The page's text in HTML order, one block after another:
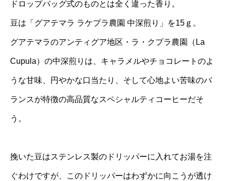
ドロップバッグ式のものとは全く違った香り。
豆は「グアテマラ ラケプラ農園 中深煎り」を15ｇ。
グアテマラのアンティグア地区・ラ・クプラ農園（La
Cupula）の中深煎りは、キャラメルやチョコレートのよ
うな甘味、円やかな口当たり、そして心地よい苦味のバ
ランスが特徴の高品質なスペシャルティコーヒーだそ
う。
挽いた豆はステンレス製のドリッパーに入れてお湯を注
ぐわけですが、このドリッパーはわずかに向こうが透け